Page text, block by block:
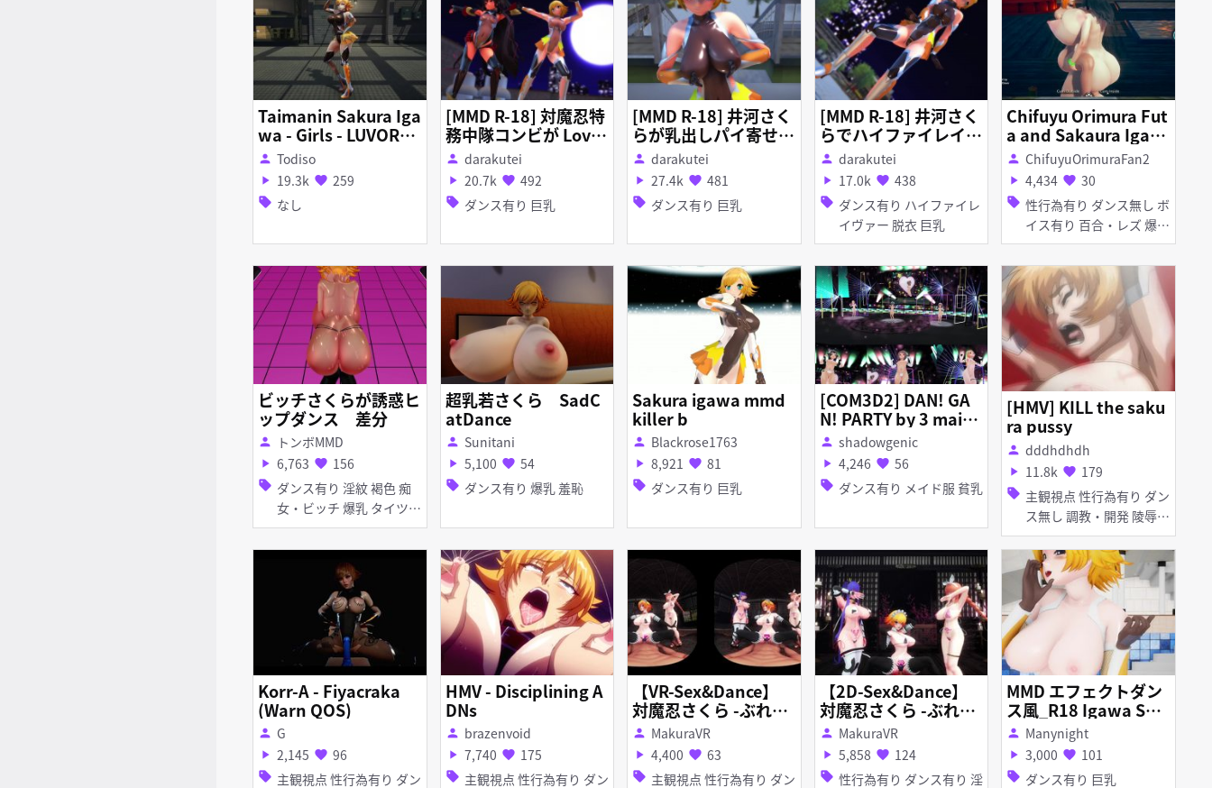
Taimanin Sakura Iga
wa - Girls - LUVORAT
ORRRRRY - Plus Dan
shi
person Todiso
play_arrow 19.3k favorite 259
sell なし
[MMD R-18] 対魔忍特
務中隊コンビが Love
& Joy
person darakutei
play_arrow 20.7k favorite 492
sell ダンス有り 巨乳
[MMD R-18] 井河さく
らが乳出しパイ寄せま
っさら＋
person darakutei
play_arrow 27.4k favorite 481
sell ダンス有り 巨乳
[MMD R-18] 井河さく
らでハイファイレイヴ
ァー
person darakutei
play_arrow 17.0k favorite 438
sell ダンス有り ハイファイレ
イヴァー 脱衣 巨乳
Chifuyu Orimura Fut
a and Sakaura Igaw
a making babies AI-
Syoujyo
person ChifuyuOrimuraFan2
play_arrow 4,434 favorite 30
sell 性行為有り ダンス無し ボ
イス有り 百合・レズ 爆乳
ふたなり
ビッチさくらが誘惑ヒ
ップダンス 差分
person トンボMMD
play_arrow 6,763 favorite 156
sell ダンス有り 淫紋 褐色 痴
女・ビッチ 爆乳 タイツ・
ストッキング
超乳若さくら SadC
atDance
person Sunitani
play_arrow 5,100 favorite 54
sell ダンス有り 爆乳 羞恥
Sakura igawa mmd
killer b
person Blackrose1763
play_arrow 8,921 favorite 81
sell ダンス有り 巨乳
[COM3D2] DAN! GA
N! PARTY by 3 maid
girls
person shadowgenic
play_arrow 4,246 favorite 56
sell ダンス有り メイド服 貧乳
[HMV] KILL the saku
ra pussy
person dddhdhdh
play_arrow 11.8k favorite 179
sell 主観視点 性行為有り ダン
ス無し 調教・開発 陵辱
無理やり 異種姦 巨乳 イ
ラマチオ 顔射 フェラ 輪
姦
Korr-A - Fiyacraka
(Warn QOS)
person G
play_arrow 2,145 favorite 96
sell 主観視点 性行為有り ダン
HMV - Disciplining A
DNs
person brazenvoid
play_arrow 7,740 favorite 175
sell 主観視点 性行為有り ダン
【VR-Sex&Dance】
対魔忍さくら -ぶれな
いアイで (爆乳差分
あり、ハーレム差分あ
り)
person MakuraVR
play_arrow 4,400 favorite 63
sell 主観視点 性行為有り ダン
【2D-Sex&Dance】
対魔忍さくら -ぶれな
いアイで (爆乳差分
あり、ハーレム差分あ
り)
person MakuraVR
play_arrow 5,858 favorite 124
sell 性行為有り ダンス有り 淫
MMD エフェクトダン
ス風_R18 Igawa Sak
ura
person Manynight
play_arrow 3,000 favorite 101
sell ダンス有り 巨乳